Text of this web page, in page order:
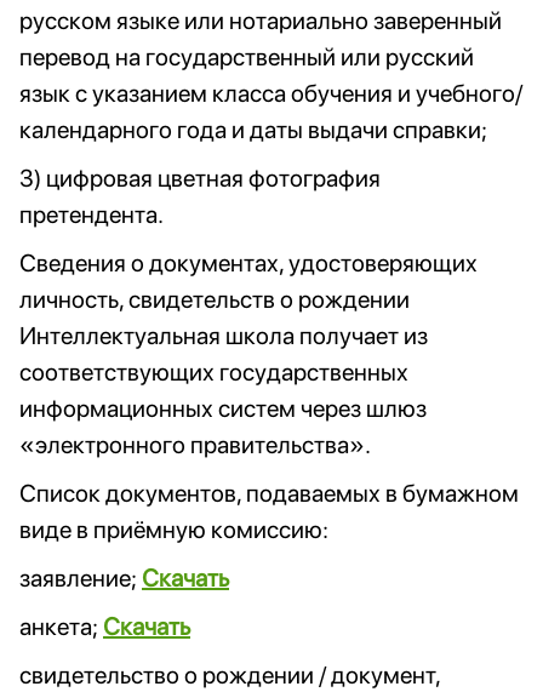
русском языке или нотариально заверенный
перевод на государственный или русский
язык с указанием класса обучения и учебного/
календарного года и даты выдачи справки;
3) цифровая цветная фотография
претендента.
Сведения о документах, удостоверяющих
личность, свидетельств о рождении
Интеллектуальная школа получает из
соответствующих государственных
информационных систем через шлюз
«электронного правительства».
Список документов, подаваемых в бумажном
виде в приёмную комиссию:
заявление; Скачать
анкета; Скачать
свидетельство о рождении / документ,